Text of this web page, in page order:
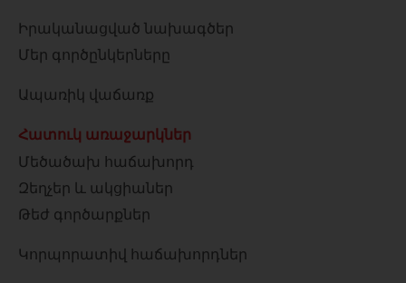
Իրականացված նախագծեր
Մեր գործընկերները
Ապառիկ վաճառք
Հատուկ առաջարկներ
Մեծածախ հաճախորդ
Զեղչեր և ակցիաներ
Թեժ գործարքներ
Կորպորատիվ հաճախորդներ